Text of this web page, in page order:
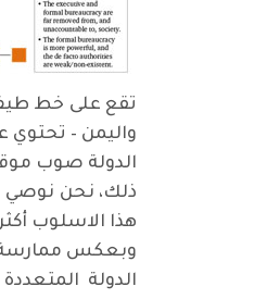
تقع على خط طيف
واليمن – تحتوي
الدولة صوب
ذلك، نحن نوصي
هذا الاسلوب
الدولة